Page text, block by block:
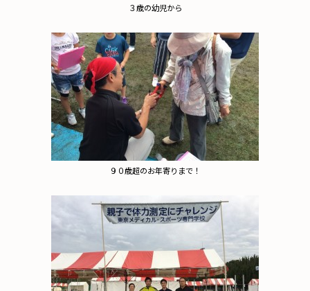
３歳の幼児から
９０歳超のお年寄りまで！